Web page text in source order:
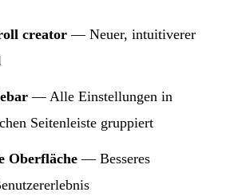
creator — Neuer, intuitiverer
— Alle Einstellungen in
Seitenleiste gruppiert
Oberfläche — Besseres